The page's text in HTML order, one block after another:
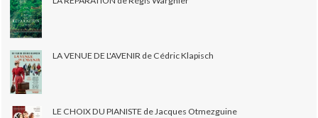
LA VENUE DE L'AVENIR de Cédric Klapisch
LE CHOIX DU PIANISTE de Jacques Otmezguine